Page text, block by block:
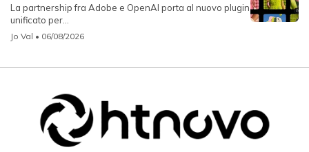
La partnership fra Adobe e OpenAI porta al nuovo plugin
unificato per...
Jo Val • 06/08/2026